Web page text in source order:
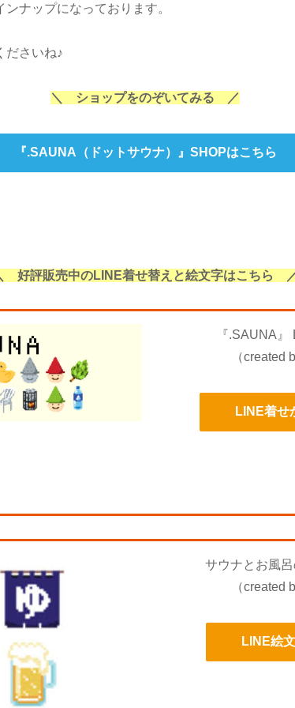
ナップになっております。
ださいね♪
＼ ショップをのぞいてみる ／
『.SAUNA（ドットサウナ）』SHOPはこちら
好評販売中のLINE着せ替えと絵文字はこちら
『.SAUNA』
（created
LINE着せ
サウナとお風
（created
LINE絵